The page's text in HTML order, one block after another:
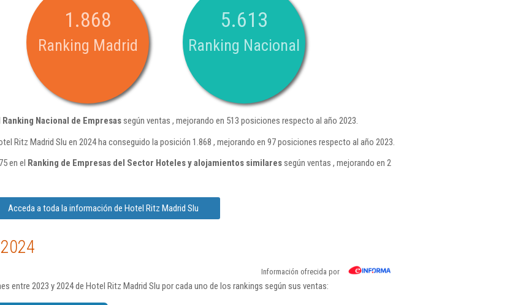
1.868
Ranking Madrid
5.613
Ranking Nacional
Ranking Nacional de Empresassegún ventas , mejorando en 513 posiciones respecto al año 2023.
Ritz Madrid Slu en 2024 ha conseguido la posición 1.868 , mejorando en 97 posiciones respecto al año 2023.
en el Ranking de Empresas del Sector Hoteles y alojamientos similaressegún ventas , mejorando en 2
Acceda a toda la información de Hotel Ritz Madrid Slu
Información ofrecida por
entre 2023 y 2024 de Hotel Ritz Madrid Slu por cada uno de los rankings según sus ventas: